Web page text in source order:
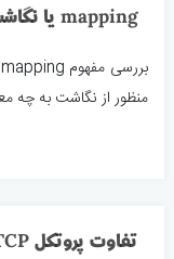
mapping یا نگاشت چیست
منظور از نگاشت به چه
تفاوت پروتکل TCP و UDP